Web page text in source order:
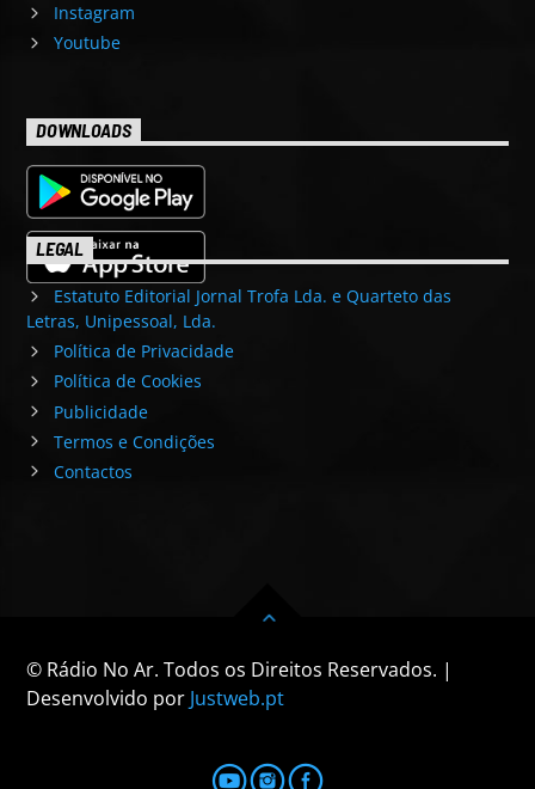
Instagram
Youtube
DOWNLOADS
LEGAL
Estatuto Editorial Jornal Trofa Lda. e Quarteto das
Letras, Unipessoal, Lda.
Política de Privacidade
Política de Cookies
Publicidade
Termos e Condições
Contactos
© Rádio No Ar. Todos os Direitos Reservados. |
Desenvolvido por Justweb.pt